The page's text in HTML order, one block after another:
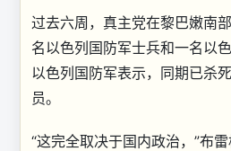
过去六周，真主党在黎巴嫩南
名以色列国防军士兵和一名以
以色列国防军表示，同期已杀
员。
“这完全取决于国内政治，”布